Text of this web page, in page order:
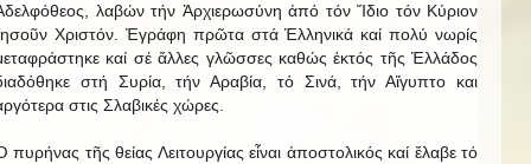
λαβών τήν Ἀρχιερωσύνη ἀπό τόν Ἴδιο τόν Κύριον
Χριστόν. Ἐγράφη πρῶτα στά Ἑλληνικά καί πολύ νωρίς
καί σέ ἄλλες γλῶσσες καθώς ἐκτός τῆς Ἑλλάδος
στή Συρία, τήν Αραβία, τό Σινά, τήν Αἴγυπτο και
στις Σλαβικές χώρες.
πυρήνας τῆς θείας Λειτουργίας εἶναι ἀποστολικός καί ἔλαβε τό